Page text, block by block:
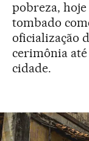
pobreza,
tombado
oficialização
cerimônia
cidade.